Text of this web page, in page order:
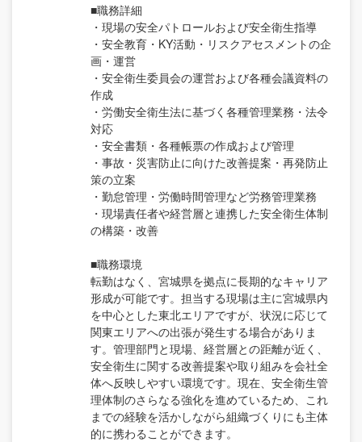
■職務詳細
・現場の安全パトロールおよび安全衛生指導
・安全教育・KY活動・リスクアセスメントの企
画・運営
・安全衛生委員会の運営および各種会議資料の
作成
・労働安全衛生法に基づく各種管理業務・法令
対応
・安全書類・各種帳票の作成および管理
・事故・災害防止に向けた改善提案・再発防止
策の立案
・勤怠管理・労働時間管理など労務管理業務
・現場責任者や経営層と連携した安全衛生体制
の構築・改善
■職務環境
転勤はなく、宮城県を拠点に長期的なキャリア
形成が可能です。担当する現場は主に宮城県内
を中心とした東北エリアですが、状況に応じて
関東エリアへの出張が発生する場合がありま
す。管理部門と現場、経営層との距離が近く、
安全衛生に関する改善提案や取り組みを会社全
体へ反映しやすい環境です。現在、安全衛生管
理体制のさらなる強化を進めているため、これ
までの経験を活かしながら組織づくりにも主体
的に携わることができます。